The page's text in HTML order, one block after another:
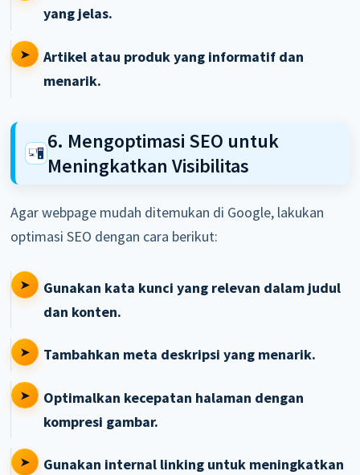
yang jelas.
Artikel atau produk yang informatif dan
menarik.
6. Mengoptimasi SEO untuk
Meningkatkan Visibilitas
Agar webpage mudah ditemukan di Google, lakukan
optimasi SEO dengan cara berikut:
Gunakan kata kunci yang relevan dalam judul
dan konten.
Tambahkan meta deskripsi yang menarik.
Optimalkan kecepatan halaman dengan
kompresi gambar.
Gunakan internal linking untuk meningkatkan